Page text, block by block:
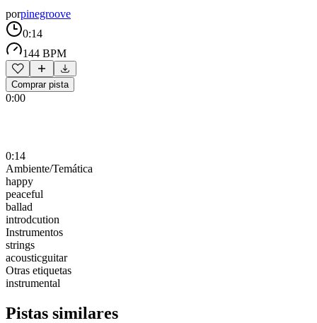
porpinegroove
0:14
144 BPM
Comprar pista
0:00
0:14
Ambiente/Temática
happy
peaceful
ballad
introdcution
Instrumentos
strings
acousticguitar
Otras etiquetas
instrumental
Pistas similares